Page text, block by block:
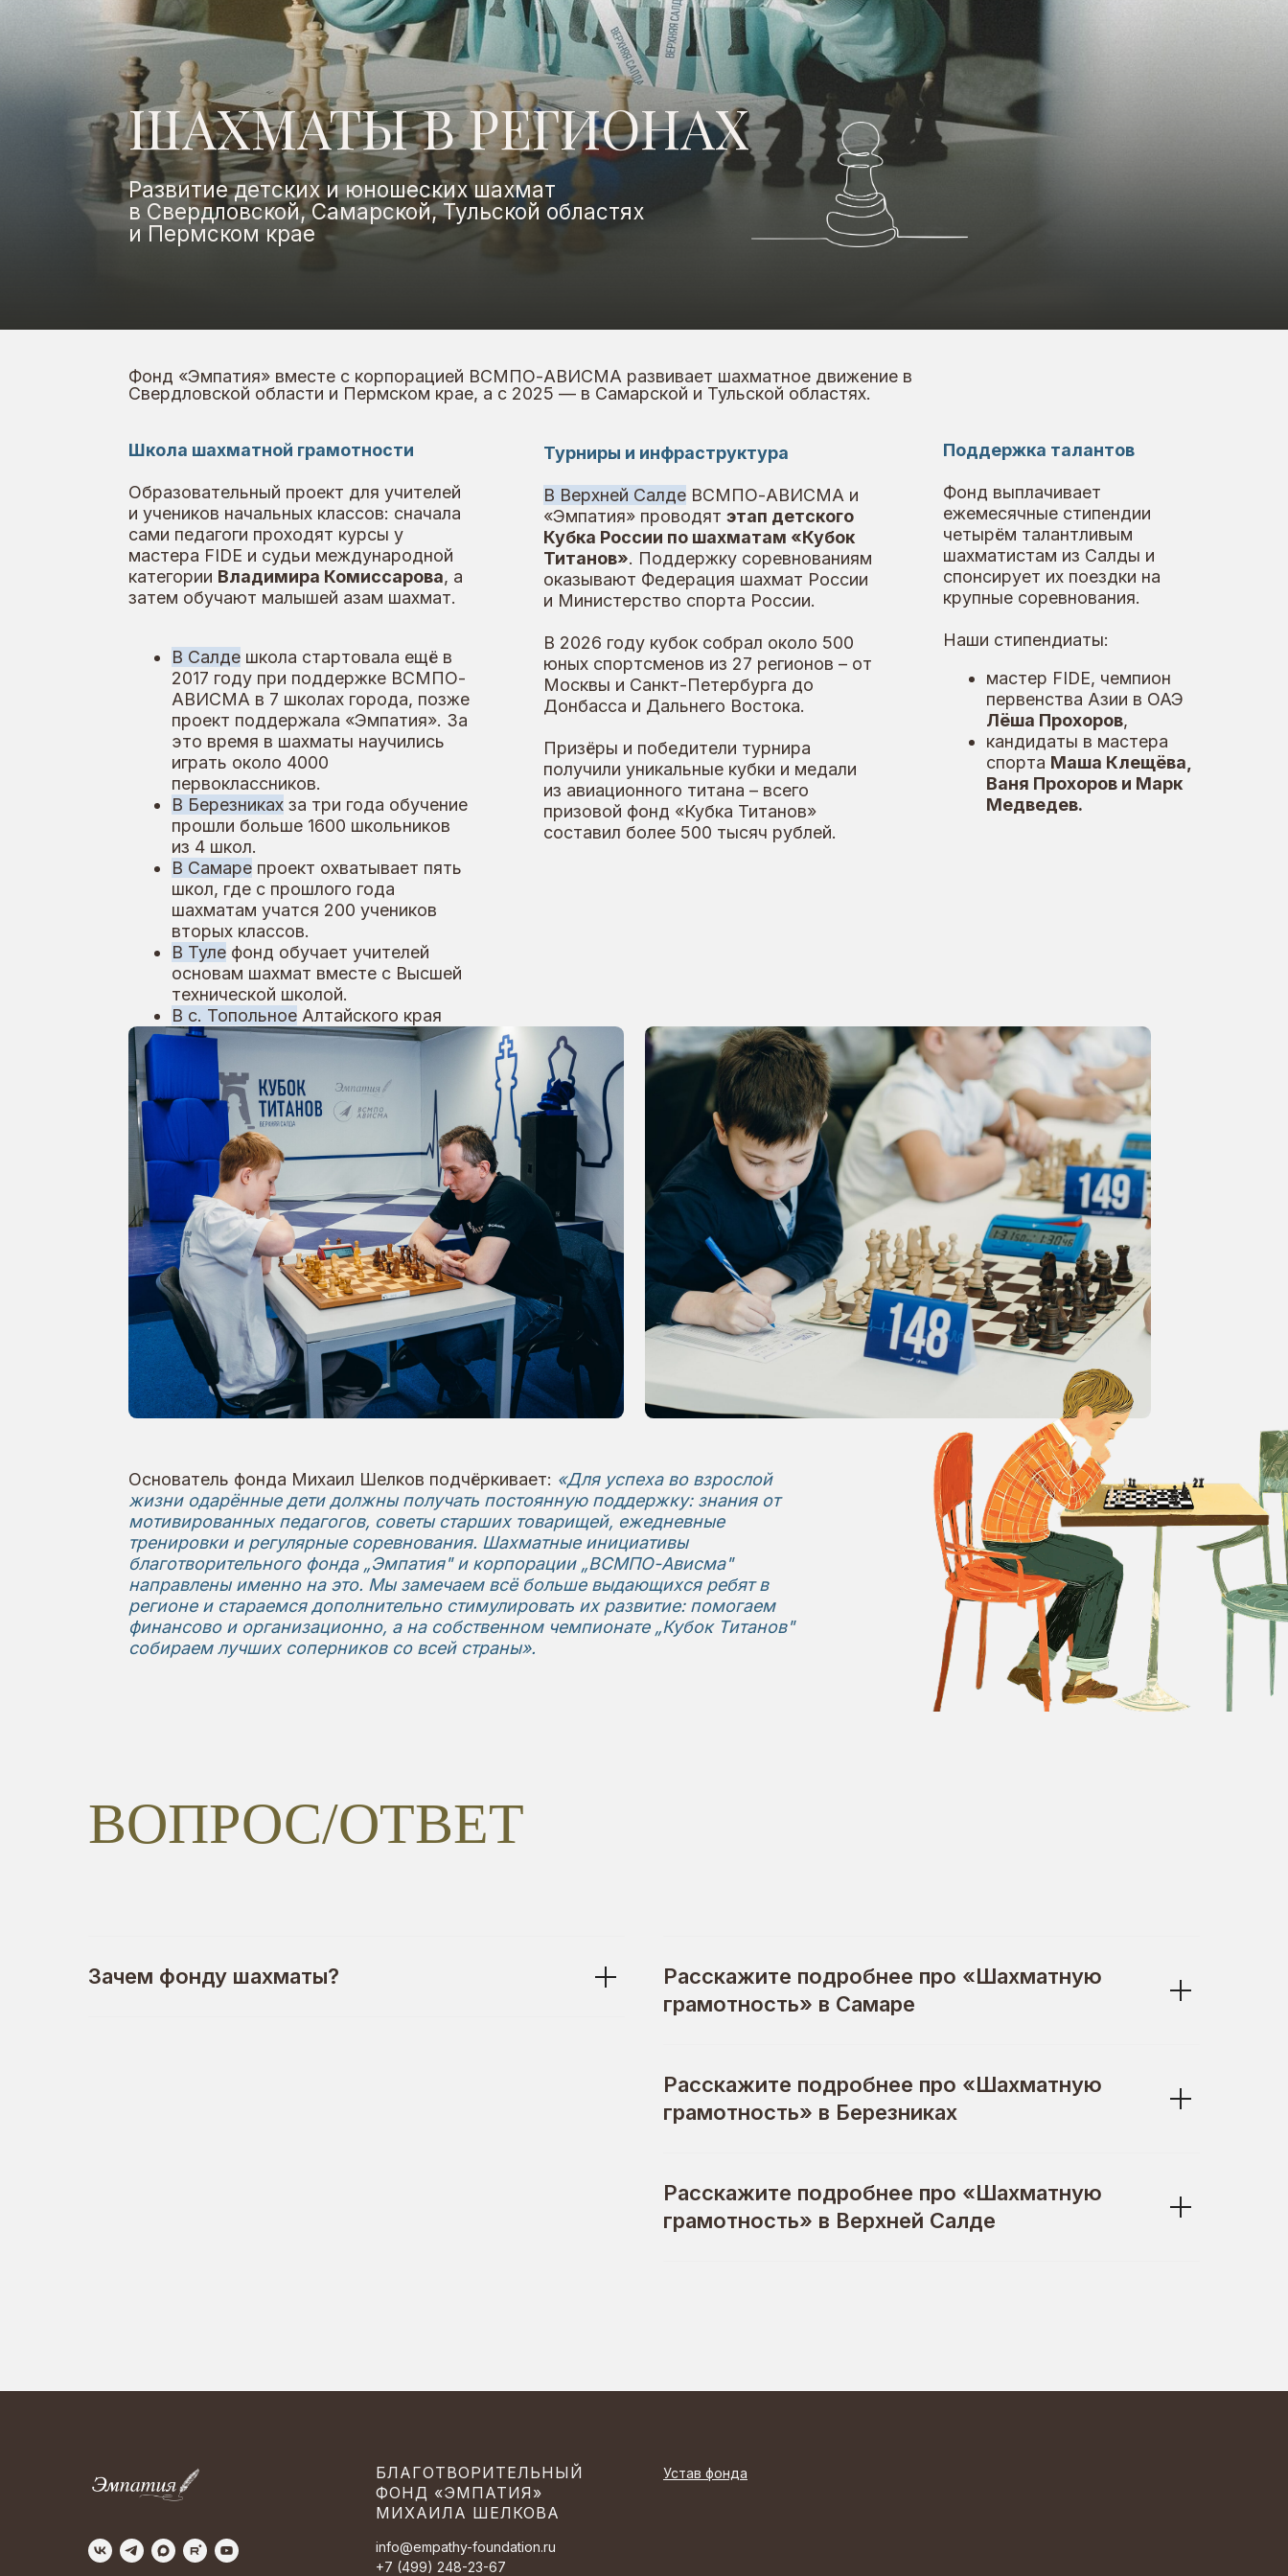
Основатель фонда Михаил Шелков подчёркивает:«Для успеха во взрослой
жизни одарённые дети должны получать постоянную поддержку: знания от
мотивированных педагогов, советы старших товарищей, ежедневные
тренировки и регулярные соревнования. Шахматные инициативы
благотворительного фонда „Эмпатия" и корпорации „ВСМПО-Ависма"
направлены именно на это. Мы замечаем всё больше выдающихся ребят в
регионе и стараемся дополнительно стимулировать их развитие: помогаем
финансово и организационно, а на собственном чемпионате „Кубок Титанов"
Образовательный проект для учителей
мастера FIDE и судьи международной
затем обучают малышей азам шахмат.
В Салдешкола стартовала ещё в
2017 году при поддержке ВСМПО-
АВИСМА в 7 школах города, позже
проект поддержала «Эмпатия». За
первоклассников.
В Березниках за три года обучение
прошли больше 1600 школьников
из 4 школ.
В Самарепроект охватывает пять
школ, где с прошлого года
шахматам учатся 200 учеников
вторых классов.
В Тулефонд обучает учителей
основам шахмат вместе с Высшей
технической школой.
В с. ТопольноеАлтайского края
проект стартует осенью 2026
года.
В Верхней СалдеВСМПО-АВИСМА и
Титанов». Поддержку соревнованиям
и Министерство спорта России.
В 2026 году кубок собрал около 500
юных спортсменов из 27 регионов – от
Москвы и Санкт-Петербурга до
Донбасса и Дальнего Востока.
получили уникальные кубки и медали
из авиационного титана – всего
призовой фонд «Кубка Титанов»
составил более 500 тысяч рублей.
Фонд выплачивает
шахматистам из Салды и
крупные соревнования.
Наши стипендиаты:
мастер FIDE, чемпион
первенства Азии в ОАЭ
Лёша Прохоров,
Маша Клещёва,
Ваня Прохоров и Марк
ШАХМАТЫ В РЕГИОНАХ
Развитие детских и юношеских шахмат
в Свердловской, Самарской, Тульской областях
и Пермском крае
ВОПРОС/ОТВЕТ
Зачем фонду шахматы?
Расскажите подробнее про «Шахматную
грамотность» в Самаре
Расскажите подробнее про «Шахматную
грамотность» в Березниках
Расскажите подробнее про «Шахматную
грамотность» в Верхней Салде
БЛАГОТВОРИТЕЛЬНЫЙ
ФОНД «ЭМПАТИЯ»
МИХАИЛА ШЕЛКОВА
info@empathy-foundation.ru
+7 (499) 248-23-67
Устав фонда